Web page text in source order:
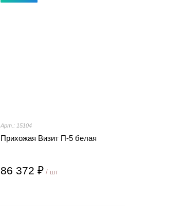
Арт.: 15104
Прихожая Визит П-5 белая
86 372 ₽ / шт